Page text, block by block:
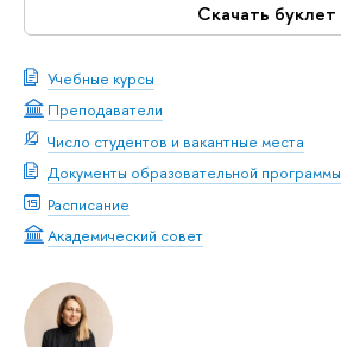
Скачать буклет
Учебные курсы
Преподаватели
Число студентов и вакантные места
Документы образовательной программы
Расписание
Академический совет